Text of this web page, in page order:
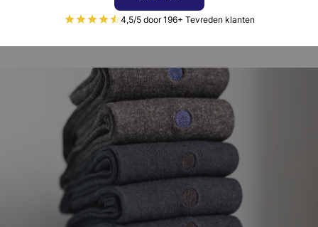
4,5/5 door 196+ Tevreden klanten